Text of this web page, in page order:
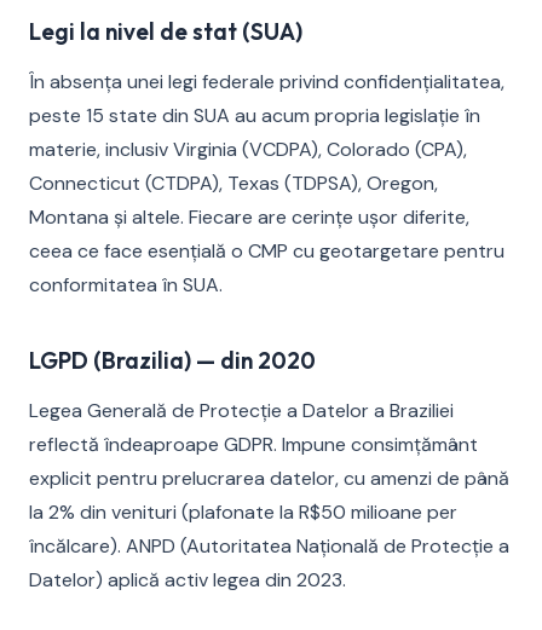
Legi la nivel de stat (SUA)
În absența unei legi federale privind confidențialitatea,
peste 15 state din SUA au acum propria legislație în
materie, inclusiv Virginia (VCDPA), Colorado (CPA),
Connecticut (CTDPA), Texas (TDPSA), Oregon,
Montana și altele. Fiecare are cerințe ușor diferite,
ceea ce face esențială o CMP cu geotargetare pentru
conformitatea în SUA.
LGPD (Brazilia) — din 2020
Legea Generală de Protecție a Datelor a Braziliei
reflectă îndeaproape GDPR. Impune consimțământ
explicit pentru prelucrarea datelor, cu amenzi de până
la 2% din venituri (plafonate la R$50 milioane per
încălcare). ANPD (Autoritatea Națională de Protecție a
Datelor) aplică activ legea din 2023.